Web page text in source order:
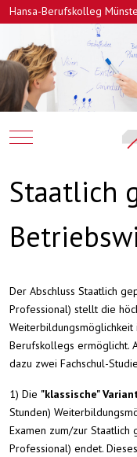
Hansa-Berufskolleg
Mobile Menu Toggle
Staatlich
Der Abschluss Staatlich
Professional) stellt die
Berufskollegs ermöglicht.
dazu zwei Fachschul-
1) Die "klassische"
Stunden)
Examen zum/zur Staatlich
Professional) endet.